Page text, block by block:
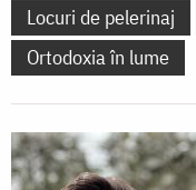
Locuri de pelerinaj
Ortodoxia în lume